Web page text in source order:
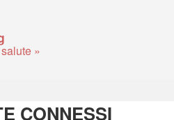
»
CONNESSI